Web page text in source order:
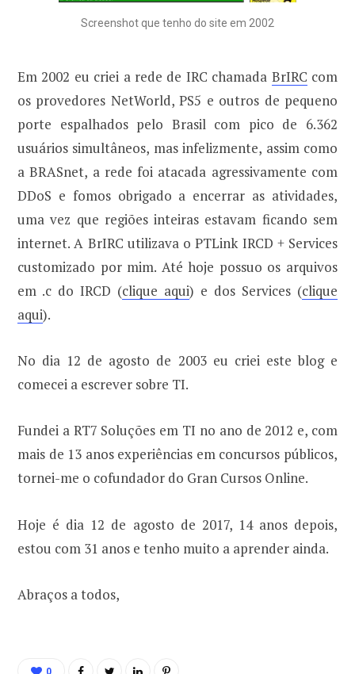
Screenshot que tenho do site em 2002
Em 2002 eu criei a rede de IRC chamada BrIRC com
os provedores NetWorld, PS5 e outros de pequeno
porte espalhados pelo Brasil com pico de 6.362
usuários simultâneos, mas infelizmente, assim como
a BRASnet, a rede foi atacada agressivamente com
DDoS e fomos obrigado a encerrar as atividades,
uma vez que regiões inteiras estavam ficando sem
internet. A BrIRC utilizava o PTLink IRCD + Services
customizado por mim. Até hoje possuo os arquivos
em .c do IRCD (clique aqui) e dos Services (clique
aqui).
No dia 12 de agosto de 2003 eu criei este blog e
comecei a escrever sobre TI.
Fundei a RT7 Soluções em TI no ano de 2012 e, com
mais de 13 anos experiências em concursos públicos,
tornei-me o cofundador do Gran Cursos Online.
Hoje é dia 12 de agosto de 2017, 14 anos depois,
estou com 31 anos e tenho muito a aprender ainda.
Abraços a todos,
0